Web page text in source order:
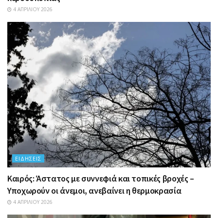
4 ΑΠΡΙΛΊΟΥ 2026
ΕΙΔΉΣΕΙΣ
Καιρός: Άστατος με συννεφιά και τοπικές βροχές –
Υποχωρούν οι άνεμοι, ανεβαίνει η θερμοκρασία
4 ΑΠΡΙΛΊΟΥ 2026